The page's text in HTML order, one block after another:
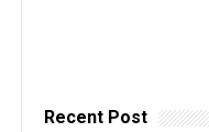
Recent Post